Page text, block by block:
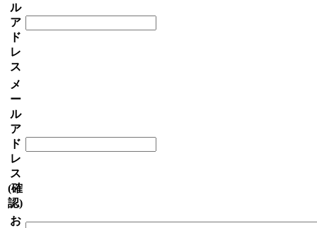
ル
ア
ド
レ
ス
メ
ー
ル
ア
ド
レ
ス
(確
認)
お